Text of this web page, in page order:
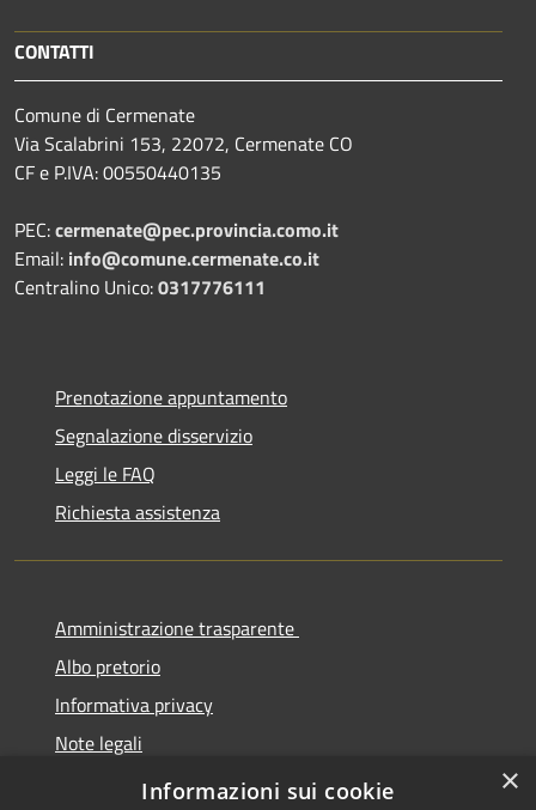
CONTATTI
Comune di Cermenate
Via Scalabrini 153, 22072, Cermenate CO
CF e P.IVA: 00550440135
PEC:cermenate@pec.provincia.como.it
Email: info@comune.cermenate.co.it
Centralino Unico:0317776111
Prenotazione appuntamento
Segnalazione disservizio
Leggi le FAQ
Richiesta assistenza
Amministrazione trasparente
Albo pretorio
Informativa privacy
Note legali
Dichiarazione di accessibilità
×
Informazioni sui cookie